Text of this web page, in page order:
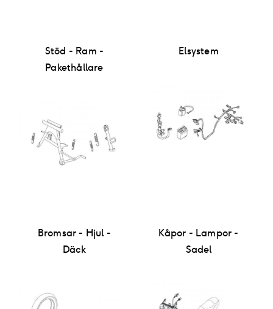
Stöd - Ram -
Pakethållare
Elsystem
Bromsar - Hjul -
Däck
Kåpor - Lampor -
Sadel